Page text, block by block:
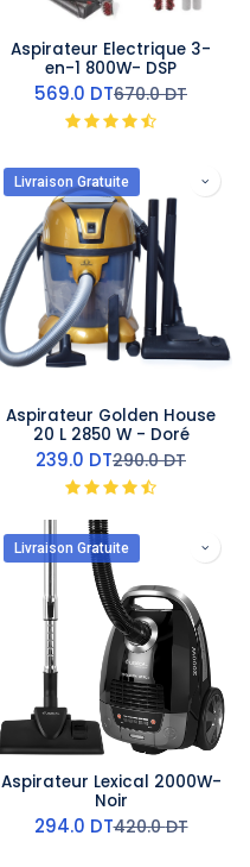
Aspirateur Electrique 3-
en-1 800W- DSP
569.0 DT670.0DT
Livraison Gratuite
Aspirateur Golden House
20 L 2850 W - Doré
239.0 DT290.0DT
Livraison Gratuite
Aspirateur Lexical 2000W-
Noir
294.0 DT420.0DT